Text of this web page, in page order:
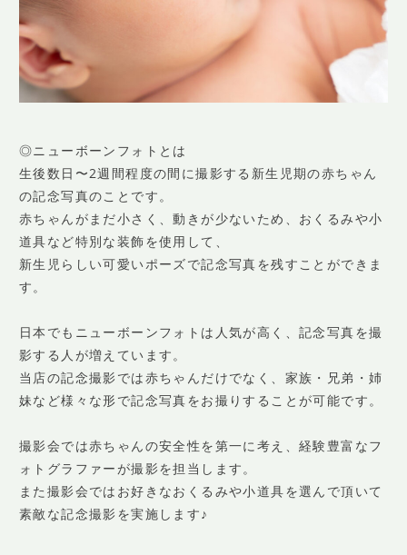
◎ニューボーンフォトとは
生後数日〜2週間程度の間に撮影する新生児期の赤ちゃん
の記念写真のことです。
赤ちゃんがまだ小さく、動きが少ないため、おくるみや小
道具など特別な装飾を使用して、
新生児らしい可愛いポーズで記念写真を残すことができま
す。
日本でもニューボーンフォトは人気が高く、記念写真を撮
影する人が増えています。
当店の記念撮影では赤ちゃんだけでなく、家族・兄弟・姉
妹など様々な形で記念写真をお撮りすることが可能です。
撮影会では赤ちゃんの安全性を第一に考え、経験豊富なフ
ォトグラファーが撮影を担当します。
また撮影会ではお好きなおくるみや小道具を選んで頂いて
素敵な記念撮影を実施します♪